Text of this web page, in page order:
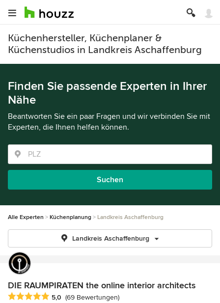
Küchenhersteller, Küchenplaner &
Küchenstudios in Landkreis Aschaffenburg
Finden Sie passende Experten in Ihrer
Nähe
Beantworten Sie ein paar Fragen und wir verbinden Sie mit
Experten, die Ihnen helfen können.
Suchen
Alle Experten Küchenplanung Landkreis Aschaffenburg
Landkreis Aschaffenburg
DIE RAUMPIRATEN the online interior architects
Durchschnittliche Bewertung: 5 von 5 Sternen
5,0 (69 Bewertungen)